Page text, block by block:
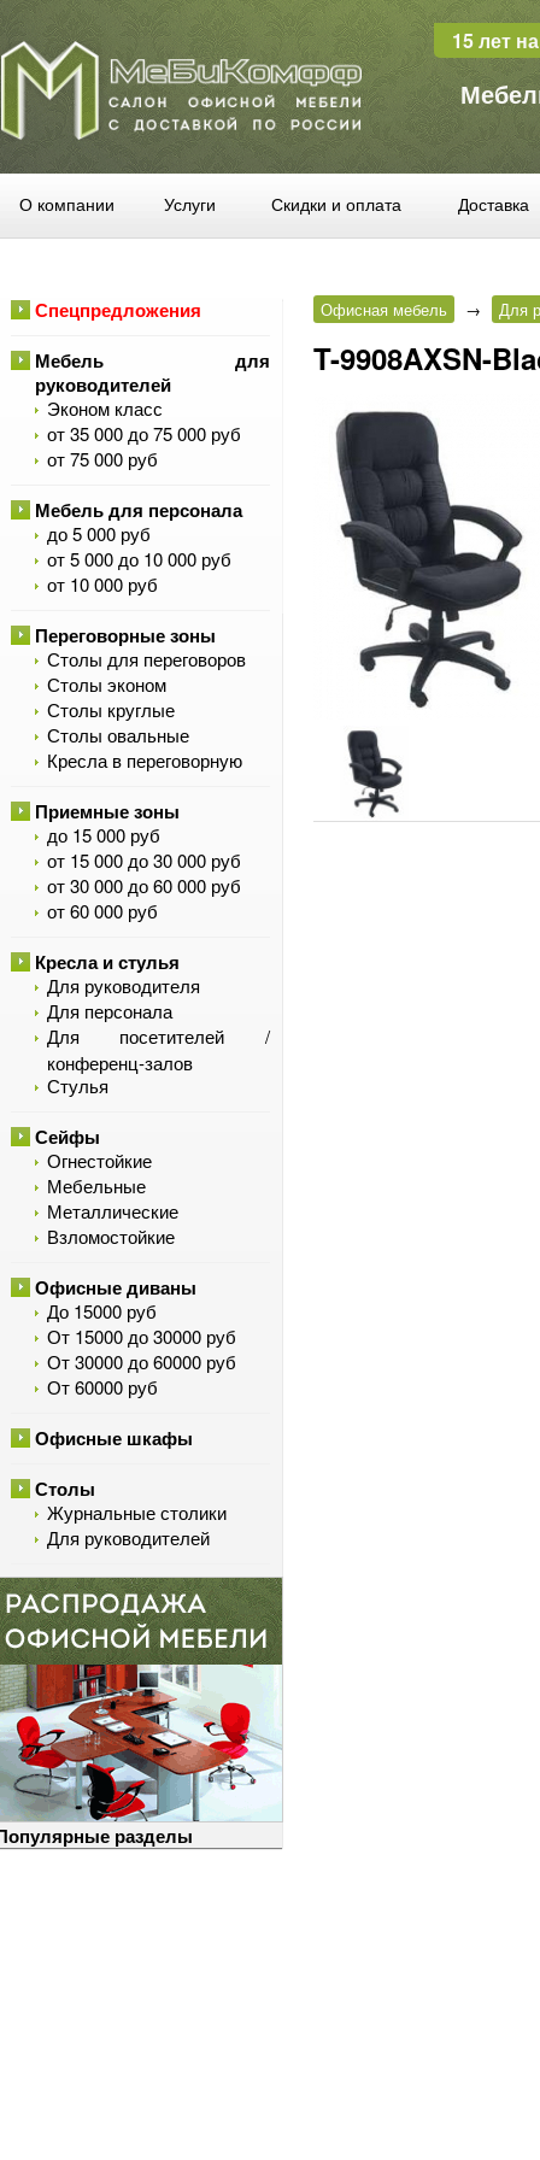
15 лет
О компании Услуги Скидки и оплата Доставка
Спецпредложения
Мебель для
руководителей
Эконом класс
от 35 000 до 75 000 руб
от 75 000 руб
Мебель для персонала
до 5 000 руб
от 5 000 до 10 000 руб
от 10 000 руб
Переговорные зоны
Столы для переговоров
Столы эконом
Столы круглые
Столы овальные
Кресла в переговорную
Приемные зоны
до 15 000 руб
от 15 000 до 30 000 руб
от 30 000 до 60 000 руб
от 60 000 руб
Кресла и стулья
Для руководителя
Для персонала
Для посетителей /
конференц-залов
Стулья
Сейфы
Огнестойкие
Мебельные
Металлические
Взломостойкие
Офисные диваны
До 15000 руб
От 15000 до 30000 руб
От 30000 до 60000 руб
От 60000 руб
Офисные шкафы
Столы
Журнальные столики
Для руководителей
разделы
Офисная мебель → Для
T-9908AXSN-